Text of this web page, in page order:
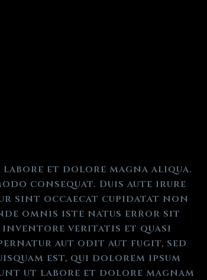
et dolore magna aliqua.
consequat. Duis aute irure
sint occaecat cupidatat non
omnis iste natus error sit
inventore veritatis et quasi
aut odit aut fugit, sed
est, qui dolorem ipsum
ut labore et dolore magnam